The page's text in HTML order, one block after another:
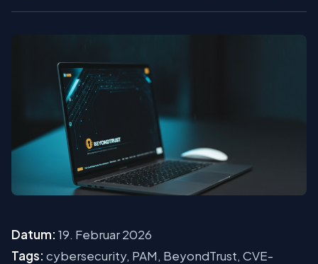
Datum: 19. Februar 2026
Tags: cybersecurity, PAM, BeyondTrust, CVE-